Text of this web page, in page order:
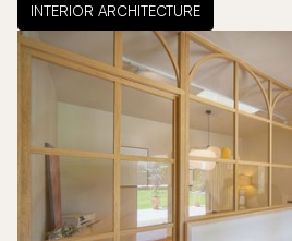
INTERIOR ARCHITECTURE